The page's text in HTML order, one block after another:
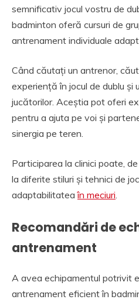
semnificativ jocul vostru de
badminton oferă cursuri de
antrenament individuale
Când căutați un antrenor,
experiență în jocul de dublu și
jucătorilor. Aceștia pot oferi
pentru a ajuta pe voi și
sinergia pe teren.
Participarea la clinici poate,
la diferite stiluri și tehnici de
adaptabilitateaîn meciuri.
Recomandări de
antrenament
A avea echipamentul potrivit
antrenament eficient în